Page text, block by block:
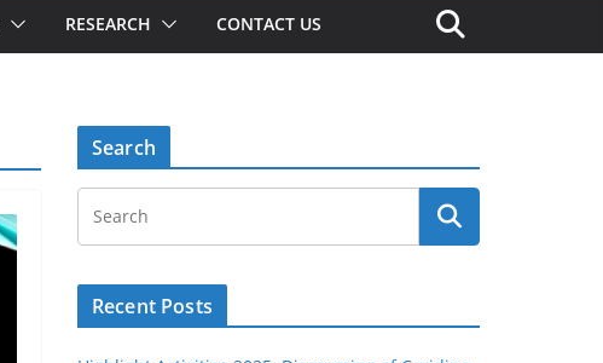
RESEARCH CONTACT US
Search
Recent Posts